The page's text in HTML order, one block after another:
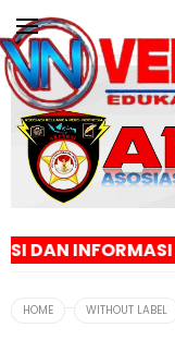
PUBLIK
HOME WITHOUT LABEL